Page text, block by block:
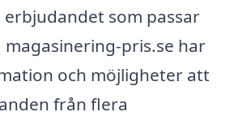
som passar
magasinering-pris.se har
och möjligheter att
från flera